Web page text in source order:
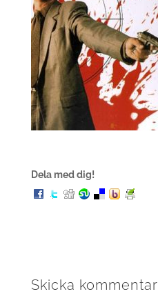
Dela med dig!
Skicka kommentar